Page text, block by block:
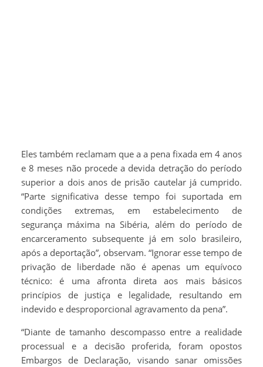
Eles também reclamam que a a pena fixada em 4 anos
e 8 meses não procede a devida detração do período
superior a dois anos de prisão cautelar já cumprido.
“Parte significativa desse tempo foi suportada em
condições extremas, em estabelecimento de
segurança máxima na Sibéria, além do período de
encarceramento subsequente já em solo brasileiro,
após a deportação”, observam. “Ignorar esse tempo de
privação de liberdade não é apenas um equívoco
técnico: é uma afronta direta aos mais básicos
princípios de justiça e legalidade, resultando em
indevido e desproporcional agravamento da pena”.
“Diante de tamanho descompasso entre a realidade
processual e a decisão proferida, foram opostos
Embargos de Declaração, visando sanar omissões